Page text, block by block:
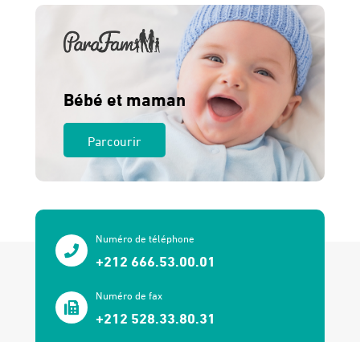
Bébé et maman
Parcourir
Numéro de téléphone
+212 666.53.00.01
Numéro de fax
+212 528.33.80.31